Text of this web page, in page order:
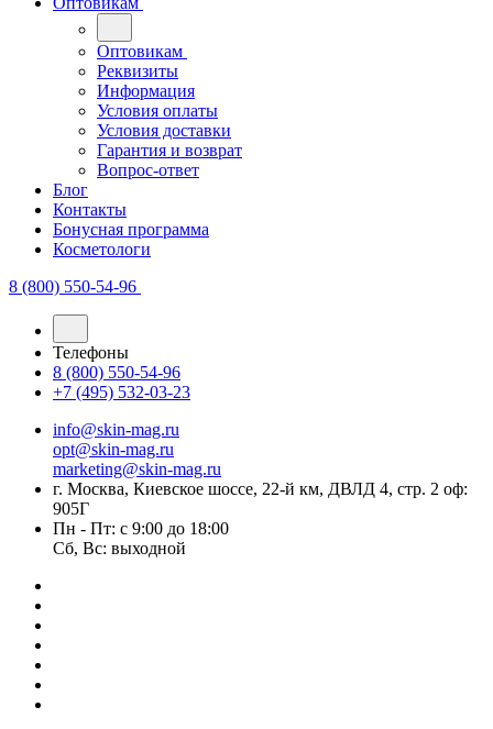
Оптовикам
Реквизиты
Информация
Условия оплаты
Условия доставки
Гарантия и возврат
Вопрос-ответ
Блог
Контакты
Бонусная программа
Косметологи
8 (800) 550-54-96
Телефоны
8 (800) 550-54-96
+7 (495) 532-03-23
info@skin-mag.ru
opt@skin-mag.ru
marketing@skin-mag.ru
г. Москва, Киевское шоссе, 22-й км, ДВЛД 4, стр. 2 оф:
905Г
Пн - Пт: с 9:00 до 18:00
Сб, Вс: выходной